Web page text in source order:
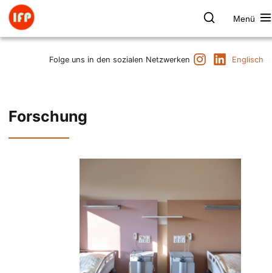
Zum
Inhalt
springen
Farbpsychologie
Menü
Kunst & Kultur
Folge uns in den sozialen Netzwerken
InstagramLinkedIn
Englisch
Forschung